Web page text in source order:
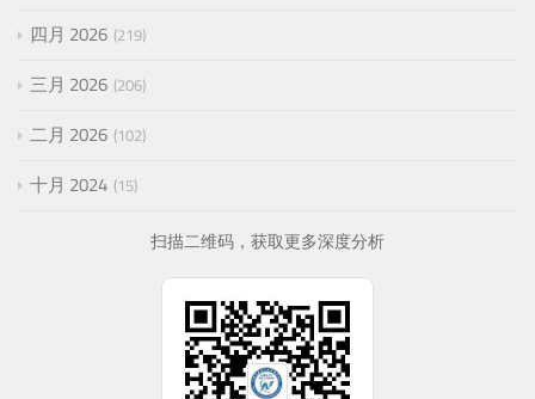
四月 2026 219
三月 2026 206
二月 2026 102
十月 2024 15
扫描二维码，获取更多深度分析